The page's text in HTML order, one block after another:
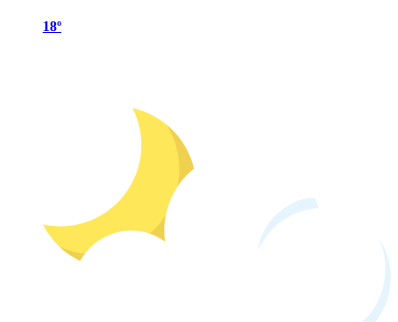
18º